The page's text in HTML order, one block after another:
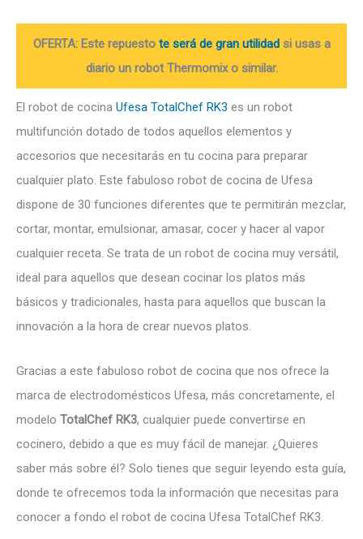
OFERTA: Este repuesto te será de gran utilidadsi usas a
diario un robot Thermomix o similar.
El robot de cocina Ufesa TotalChef RK3 es un robot
multifunción dotado de todos aquellos elementos y
accesorios que necesitarás en tu cocina para preparar
cualquier plato. Este fabuloso robot de cocina de Ufesa
dispone de 30 funciones diferentes que te permitirán mezclar,
cortar, montar, emulsionar, amasar, cocer y hacer al vapor
cualquier receta. Se trata de un robot de cocina muy versátil,
ideal para aquellos que desean cocinar los platos más
básicos y tradicionales, hasta para aquellos que buscan la
innovación a la hora de crear nuevos platos.
Gracias a este fabuloso robot de cocina que nos ofrece la
marca de electrodomésticos Ufesa, más concretamente, el
modelo TotalChef RK3, cualquier puede convertirse en
cocinero, debido a que es muy fácil de manejar. ¿Quieres
saber más sobre él? Solo tienes que seguir leyendo esta guía,
donde te ofrecemos toda la información que necesitas para
conocer a fondo el robot de cocina Ufesa TotalChef RK3.